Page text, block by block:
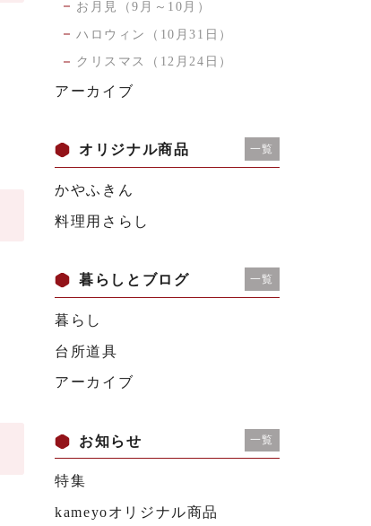
お月見（9月～10月）
ハロウィン（10月31日）
クリスマス（12月24日）
アーカイブ
オリジナル商品 一覧
かやふきん
料理用さらし
暮らしとブログ 一覧
暮らし
台所道具
アーカイブ
お知らせ 一覧
特集
kameyoオリジナル商品